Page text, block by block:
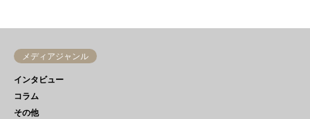
メディアジャンル
インタビュー
コラム
その他